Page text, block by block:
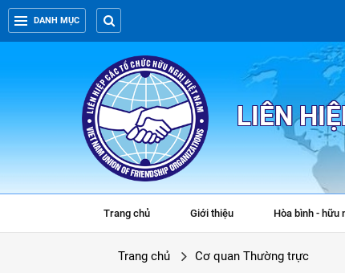
DANH MỤC
LIÊN
Trang chủ Giới thiệu Hòa bình - hữu
Trang chủ Cơ quan Thường trực